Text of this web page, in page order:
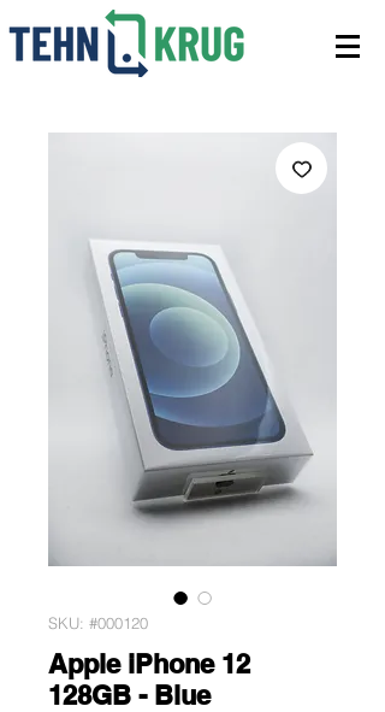
SKU: #000120
Apple iPhone 12
128GB - Blue